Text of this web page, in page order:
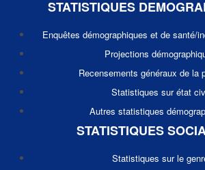
STATISTIQUES
Enquêtes démographiques et de santé/
Projections
Recensements généraux de la
Statistiques sur état
Autres statistiques
STATISTIQUES
Statistiques sur le